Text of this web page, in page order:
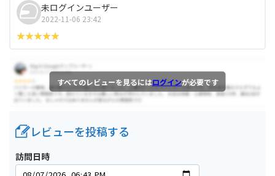
未ログインユーザー
2022-11-06 23:42
すべてのレビューを見るにはログインが必要です
レビューを投稿する
訪問日時